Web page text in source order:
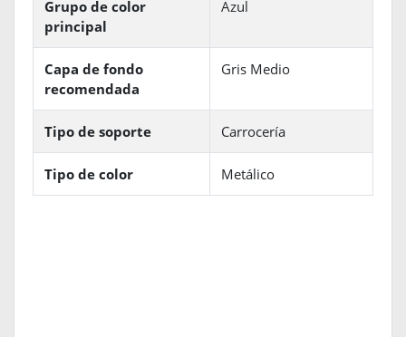
Grupo de color
principal
Azul
Capa de fondo
recomendada
Gris Medio
Tipo de soporte Carrocería
Tipo de color Metálico